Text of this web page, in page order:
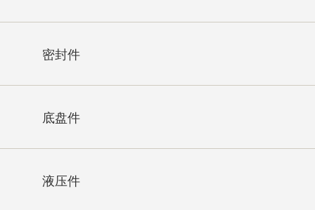
密封件
底盘件
液压件